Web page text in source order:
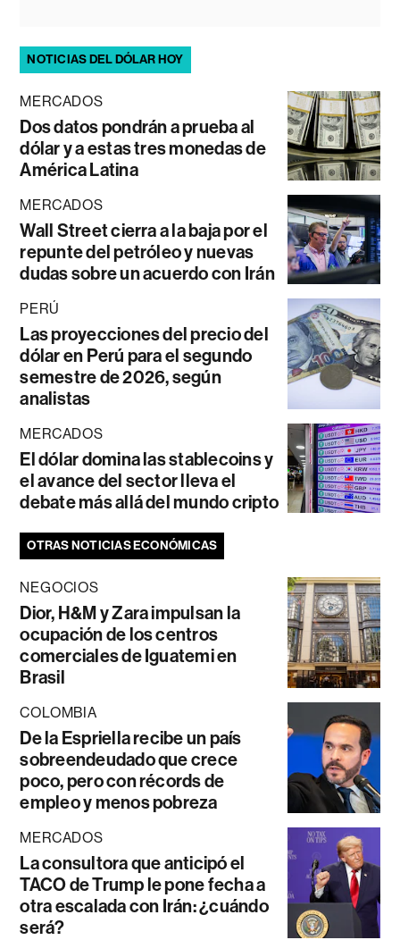
NOTICIAS DEL DÓLAR HOY
MERCADOS
Dos datos pondrán a prueba al
dólar y a estas tres monedas de
América Latina
MERCADOS
Wall Street cierra a la baja por el
repunte del petróleo y nuevas
dudas sobre un acuerdo con Irán
PERÚ
Las proyecciones del precio del
dólar en Perú para el segundo
semestre de 2026, según
analistas
MERCADOS
El dólar domina las stablecoins y
el avance del sector lleva el
debate más allá del mundo cripto
OTRAS NOTICIAS ECONÓMICAS
NEGOCIOS
Dior, H&M y Zara impulsan la
ocupación de los centros
comerciales de Iguatemi en
Brasil
COLOMBIA
De la Espriella recibe un país
sobreendeudado que crece
poco, pero con récords de
empleo y menos pobreza
MERCADOS
La consultora que anticipó el
TACO de Trump le pone fecha a
otra escalada con Irán: ¿cuándo
será?